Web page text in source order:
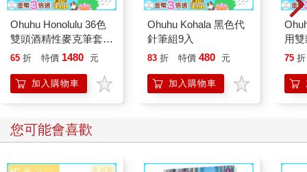
Ohuhu Honolulu 36色
雙頭酒精性麥克筆套組
- 膚色系
65 折 特價 1480 元
加入購物車
Ohuhu Kohala 黑色代
針筆組9入
83 折 特價 480 元
加入購物車
用
75 折
您可能會喜歡